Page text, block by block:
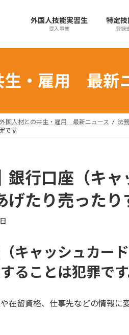
外国人技能実習生
受入事業
特定
登録
生・雇用 最新
外国人材との共生・雇用 最新ニュース
法
です
銀行口座（キ
げたり売った
新
時
:
キャッシュカー
ることは犯罪で
在留資格、仕事先などの情報に